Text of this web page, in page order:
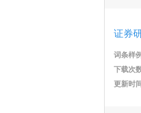
证券
词条样
下载次
更新时